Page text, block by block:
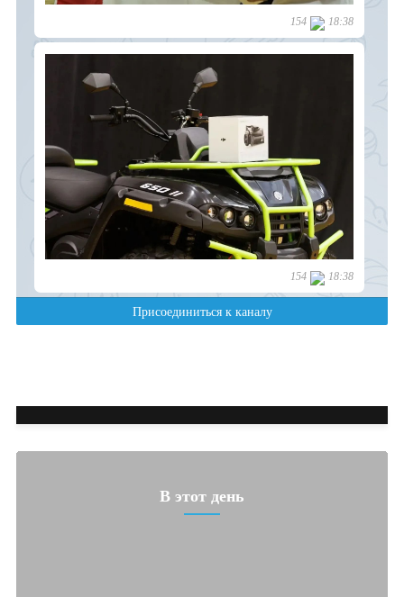
В этот день